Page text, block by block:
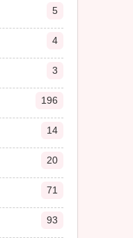
5
4
3
196
14
20
71
93